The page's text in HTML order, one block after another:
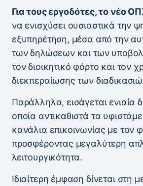
Για τους εργοδότες, το νέο
να ενισχύσει ουσιαστικά την
εξυπηρέτηση, μέσα από την
των δηλώσεων και των
τον διοικητικό φόρτο και τον
διεκπεραίωσης των
Παράλληλα, εισάγεται ενιαία
οποία αντικαθιστά τα
κανάλια επικοινωνίας με τον
προσφέροντας μεγαλύτερη
λειτουργικότητα.
Ιδιαίτερη έμφαση δίνεται στη